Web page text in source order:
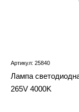
Артикул: 25840
Лампа
265V 4000K